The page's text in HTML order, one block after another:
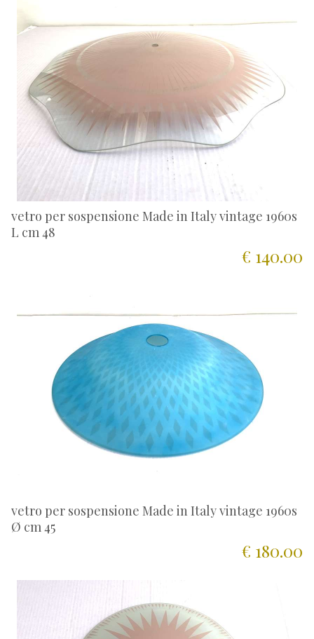
vetro per sospensione Made in Italy vintage 1960s
L cm 48
€ 140.00
vetro per sospensione Made in Italy vintage 1960s
Ø cm 45
€ 180.00